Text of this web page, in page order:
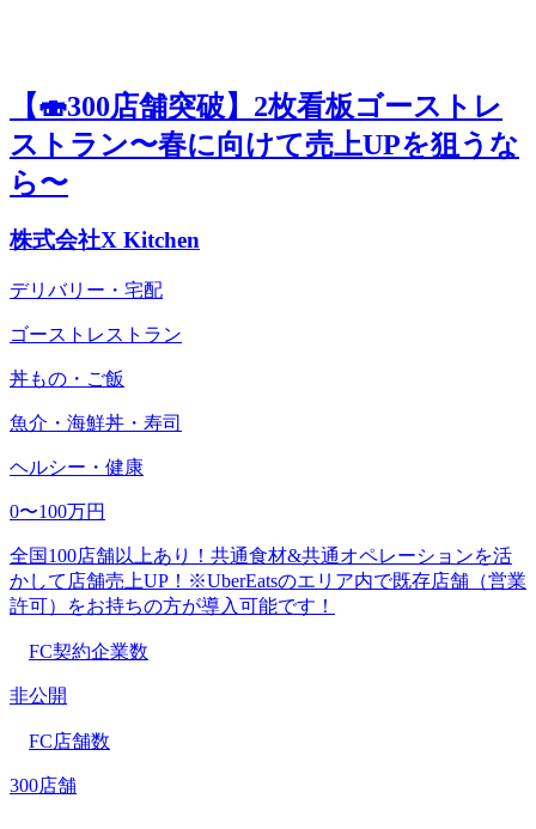
【🍣300店舗突破】2枚看板ゴーストレ
ストラン〜春に向けて売上UPを狙うな
ら〜
株式会社X Kitchen
デリバリー・宅配
ゴーストレストラン
丼もの・ご飯
魚介・海鮮丼・寿司
ヘルシー・健康
0〜100万円
全国100店舗以上あり！共通食材&共通オペレーションを活
かして店舗売上UP！※UberEatsのエリア内で既存店舗（営業
許可）をお持ちの方が導入可能です！
FC契約企業数
非公開
FC店舗数
300店舗